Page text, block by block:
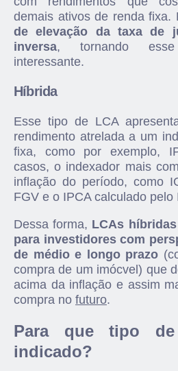
demais ativos de renda fixa.
de elevação da taxa de
inversa, tornando
interessante.
Híbrida
Esse tipo de LCA
rendimento atrelada a um
fixa, como por exemplo,
casos, o indexador mais
inflação do período, como
FGV e o IPCA calculado pelo
Dessa forma, LCAs
para investidores com
de médio e longo prazo
compra de um imócvel) que
acima da inflação e assim
compra no futuro.
Para que tipo
indicado?